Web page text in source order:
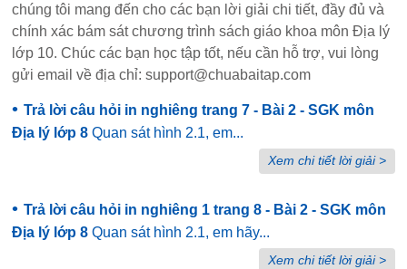
chúng tôi mang đến cho các bạn lời giải chi tiết, đầy đủ và
chính xác bám sát chương trình sách giáo khoa môn Địa lý
lớp 10. Chúc các bạn học tập tốt, nếu cần hỗ trợ, vui lòng
gửi email về địa chỉ: support@chuabaitap.com
• Trả lời câu hỏi in nghiêng trang 7 - Bài 2 - SGK môn
Địa lý lớp 8 Quan sát hình 2.1, em...
Xem chi tiết lời giải >
• Trả lời câu hỏi in nghiêng 1 trang 8 - Bài 2 - SGK môn
Địa lý lớp 8 Quan sát hình 2.1, em hãy...
Xem chi tiết lời giải >